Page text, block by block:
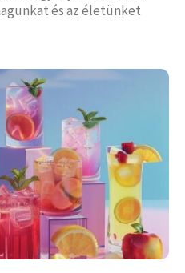
és az életünket